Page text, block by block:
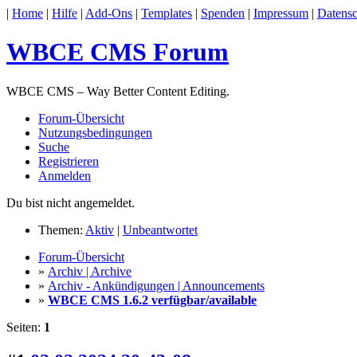
| Home | Hilfe | Add-Ons | Templates | Spenden | Impressum |
WBCE CMS Forum
WBCE CMS – Way Better Content Editing.
Forum-Übersicht
Nutzungsbedingungen
Suche
Registrieren
Anmelden
Du bist nicht angemeldet.
Themen: Aktiv | Unbeantwortet
Forum-Übersicht
» Archiv | Archive
» Archiv - Ankündigungen | Announcements
» WBCE CMS 1.6.2 verfügbar/available
Seiten: 1